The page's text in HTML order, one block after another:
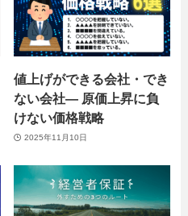
値上げができる会社・でき
ない会社― 原価上昇に負
けない価格戦略
2025年11月10日